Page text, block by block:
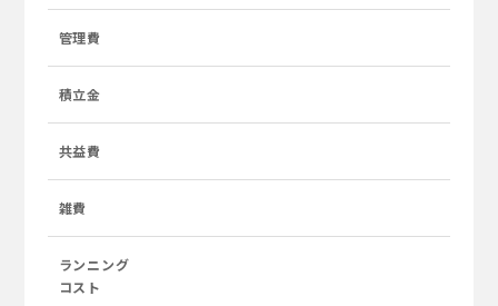
管理費
積立金
共益費
雑費
ランニング
コスト